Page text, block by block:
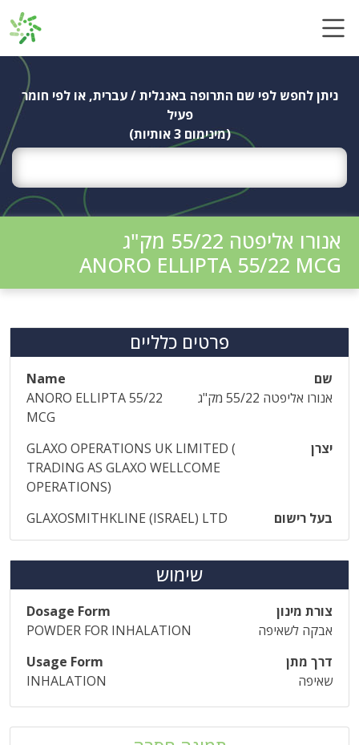
ניתן לחפש לפי שם התרופה באנגלית / עברית, או לפי חומר
פעיל
(מינימום 3 אותיות)
אנורו אליפטה 55/22 מק"ג
ANORO ELLIPTA 55/22 MCG
פרטים כלליים
שם
Name
אנורו אליפטה 55/22 מק"ג
ANORO ELLIPTA 55/22
MCG
יצרן
GLAXO OPERATIONS UK LIMITED (
TRADING AS GLAXO WELLCOME
OPERATIONS)
בעל רישום
GLAXOSMITHKLINE (ISRAEL) LTD
שימוש
צורת מינון
Dosage Form
אבקה לשאיפה
POWDER FOR INHALATION
דרך מתן
Usage Form
שאיפה
INHALATION